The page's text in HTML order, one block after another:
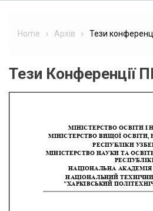
Home Архів Тези
Тези Конференції